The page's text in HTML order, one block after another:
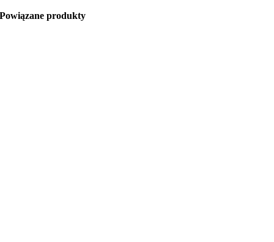
Powiązane produkty